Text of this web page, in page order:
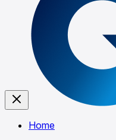
Home